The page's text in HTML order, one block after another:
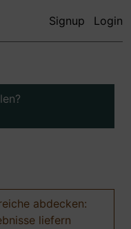
Signup Login
abdecken:
liefern